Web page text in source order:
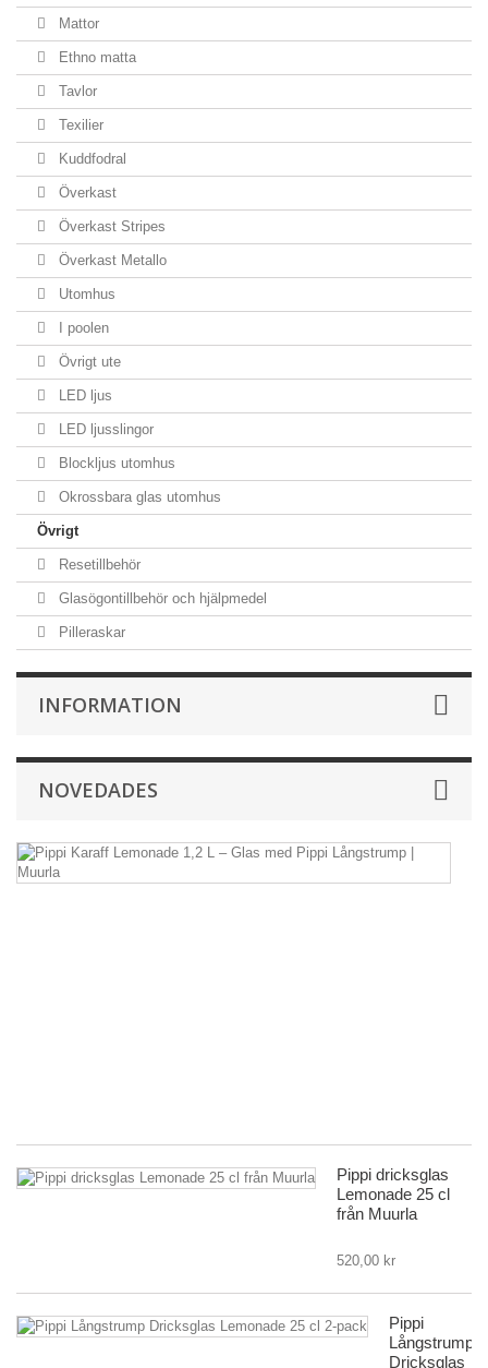
Mattor
Ethno matta
Tavlor
Texilier
Kuddfodral
Överkast
Överkast Stripes
Överkast Metallo
Utomhus
I poolen
Övrigt ute
LED ljus
LED ljusslingor
Blockljus utomhus
Okrossbara glas utomhus
Övrigt
Resetillbehör
Glasögontillbehör och hjälpmedel
Pilleraskar
INFORMATION
NOVEDADES
Pippi dricksglas
Lemonade 25 cl
från Muurla
520,00 kr
Pippi
Långstrump
Dricksglas